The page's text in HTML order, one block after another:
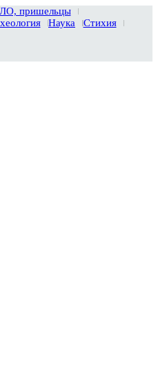
пришельцы
Наука
Стихия